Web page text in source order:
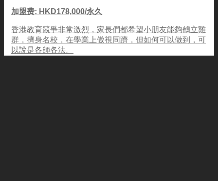
加盟费: HKD178,000/永久
香港教育競爭非常激烈，家長們都希望小朋友能夠鶴立雞
群，擠身名校，在學業上傲視同躋，但如何可以做到，可
以說是各師各法。